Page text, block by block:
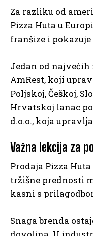
Za razliku od
Pizza Huta u
franšize i
Jedan od
AmRest, koji
Poljskoj, Češkoj,
Hrvatskoj lanac
d.o.o., koja
Važna lekcija za
Prodaja Pizza
tržišne prednosti
kasni s
Snaga brenda